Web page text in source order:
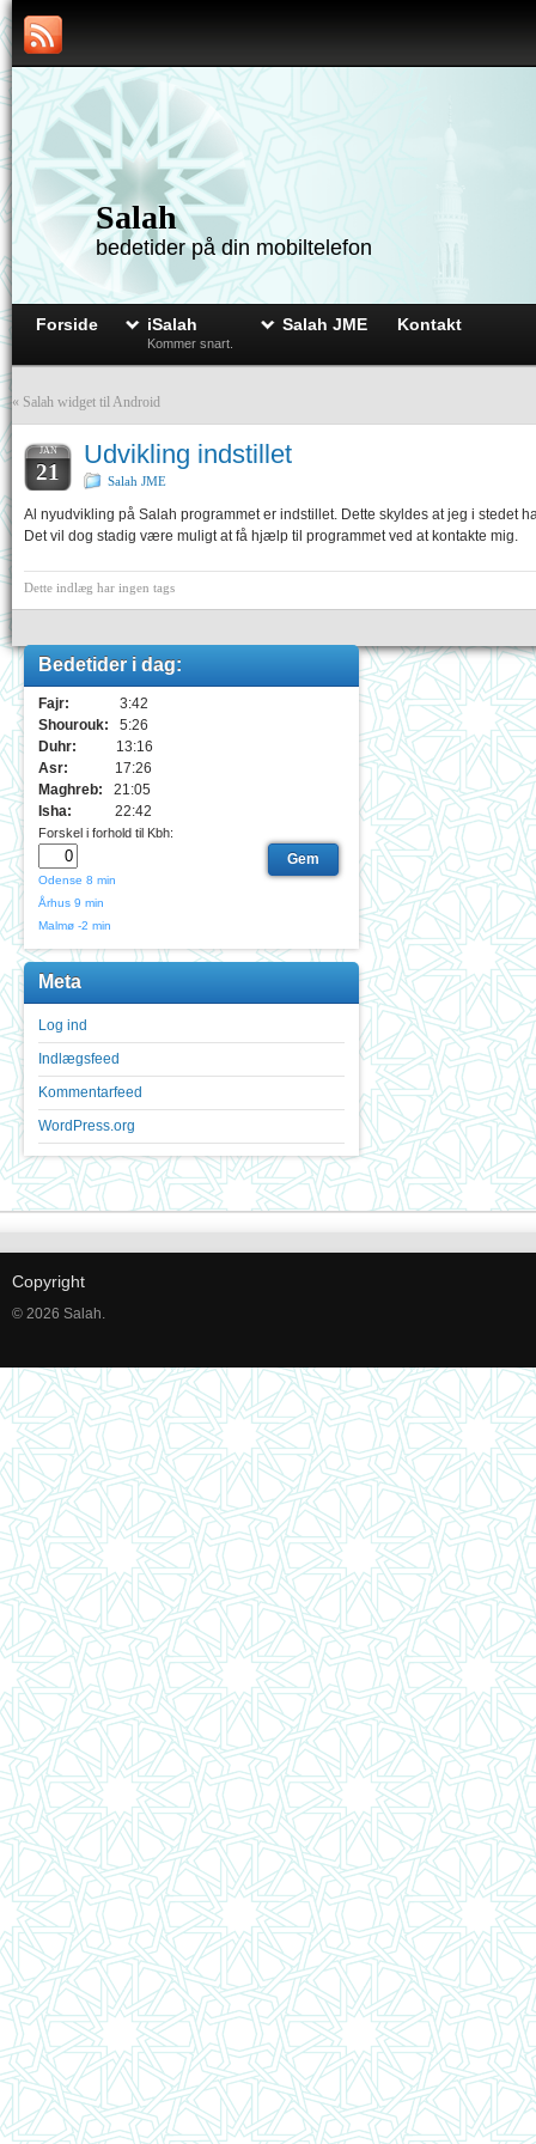
Salah
bedetider på din mobiltelefon
Forside iSalah
Kommer snart.
Salah JME Kontakt
« Salah widget til Android
JAN
21
Udvikling indstillet
Salah JME
Al nyudvikling på Salah programmet er indstillet. Dette skyldes at jeg i stedet
Det vil dog stadig være muligt at få hjælp til programmet ved at kontakte mig.
Dette indlæg har ingen tags
Bedetider i dag:
Fajr:
3:42
Shourouk:
5:26
Duhr:
13:16
Asr:
17:26
Maghreb:
21:05
Isha:
22:42
Forskel i forhold til Kbh:
Odense 8 min
Århus 9 min
Malmø -2 min
Meta
Log ind
Indlægsfeed
Kommentarfeed
WordPress.org
Copyright
© 2026 Salah.